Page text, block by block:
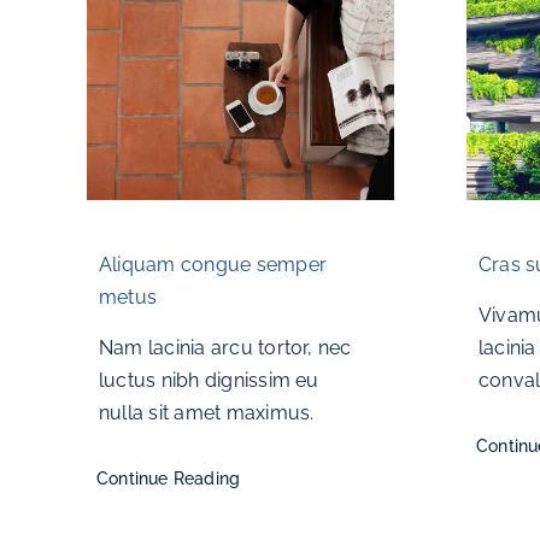
Aliquam congue semper
metus
Nam lacinia arcu tortor, nec
luctus nibh dignissim eu
nulla sit amet maximus.
Continue Reading
Cras